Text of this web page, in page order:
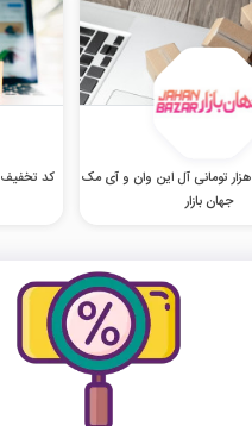
کد تخفیف 500 هزار تومانی آل این وان و آی مک
جهان بازار